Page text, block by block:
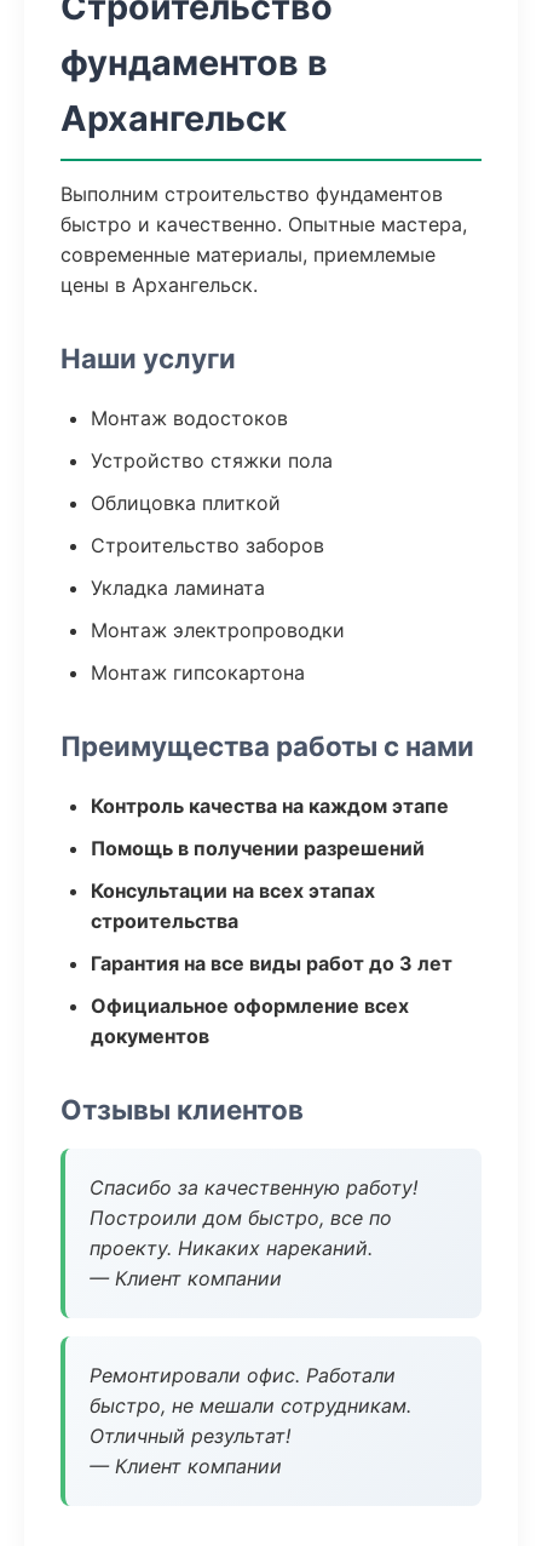
фундаментов в
Архангельск
Выполним строительство фундаментов
быстро и качественно. Опытные мастера,
современные материалы, приемлемые
цены в Архангельск.
Наши услуги
Монтаж водостоков
Устройство стяжки пола
Облицовка плиткой
Строительство заборов
Укладка ламината
Монтаж электропроводки
Монтаж гипсокартона
Преимущества работы с нами
Контроль качества на каждом этапе
Помощь в получении разрешений
Консультации на всех этапах
строительства
Гарантия на все виды работ до 3 лет
Официальное оформление всех
документов
Отзывы клиентов
Спасибо за качественную работу!
Построили дом быстро, все по
проекту. Никаких нареканий.
— Клиент компании
Ремонтировали офис. Работали
быстро, не мешали сотрудникам.
Отличный результат!
— Клиент компании